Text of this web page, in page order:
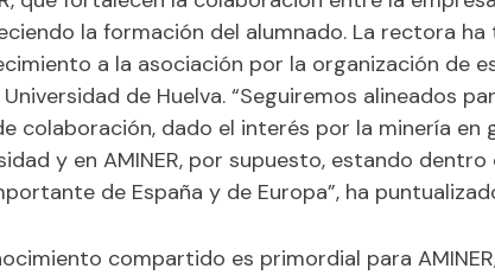
la formación del alumnado. La rectora ha
a la asociación por la organización de
de Huelva. “Seguiremos alineados
colaboración, dado el interés por la minería en
y en AMINER, por supuesto, estando
de España y de Europa”, ha
compartido es primordial para